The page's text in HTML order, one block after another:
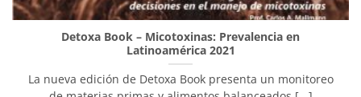
Detoxa Book – Micotoxinas: Prevalencia en
Latinoamérica 2021
La nueva edición de Detoxa Book presenta un monitoreo